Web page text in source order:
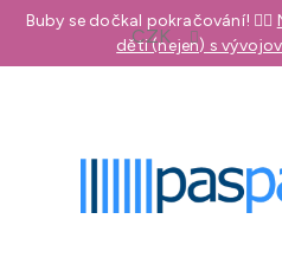
Přejít
obsah
Buby se dočkal pokračování! 👉🏼
děti (nejen) s
CZK